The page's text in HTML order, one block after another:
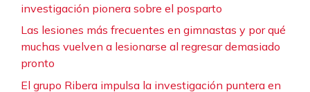
investigación pionera sobre el posparto
Las lesiones más frecuentes en gimnastas y por qué
muchas vuelven a lesionarse al regresar demasiado
pronto
El grupo Ribera impulsa la investigación puntera en